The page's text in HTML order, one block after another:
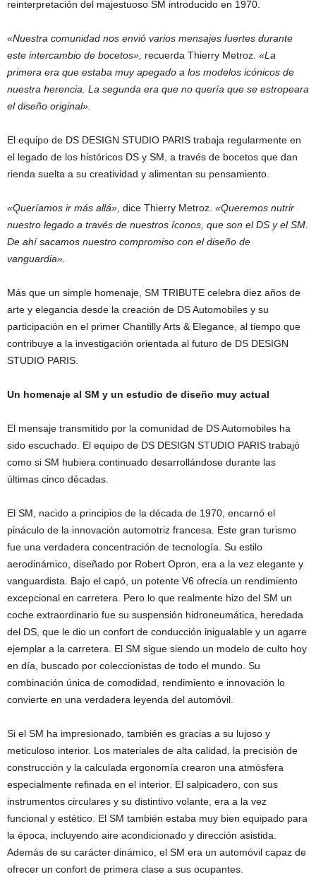
reinterpretación del majestuoso SM introducido en 1970.
«Nuestra comunidad nos envió varios mensajes fuertes durante
este intercambio de bocetos», recuerda Thierry Metroz. «La
primera era que estaba muy apegado a los modelos icónicos de
nuestra herencia. La segunda era que no quería que se estropeara
el diseño original».
El equipo de DS DESIGN STUDIO PARIS trabaja regularmente en
el legado de los históricos DS y SM, a través de bocetos que dan
rienda suelta a su creatividad y alimentan su pensamiento.
«Queríamos ir más allá», dice Thierry Metroz. «Queremos nutrir
nuestro legado a través de nuestros íconos, que son el DS y el SM.
De ahí sacamos nuestro compromiso con el diseño de
vanguardia».
Más que un simple homenaje, SM TRIBUTE celebra diez años de
arte y elegancia desde la creación de DS Automobiles y su
participación en el primer Chantilly Arts & Elegance, al tiempo que
contribuye a la investigación orientada al futuro de DS DESIGN
STUDIO PARIS.
Un homenaje al SM y un estudio de diseño muy actual
El mensaje transmitido por la comunidad de DS Automobiles ha
sido escuchado. El equipo de DS DESIGN STUDIO PARIS trabajó
como si SM hubiera continuado desarrollándose durante las
últimas cinco décadas.
El SM, nacido a principios de la década de 1970, encarnó el
pináculo de la innovación automotriz francesa. Este gran turismo
fue una verdadera concentración de tecnología. Su estilo
aerodinámico, diseñado por Robert Opron, era a la vez elegante y
vanguardista. Bajo el capó, un potente V6 ofrecía un rendimiento
excepcional en carretera. Pero lo que realmente hizo del SM un
coche extraordinario fue su suspensión hidroneumática, heredada
del DS, que le dio un confort de conducción inigualable y un agarre
ejemplar a la carretera. El SM sigue siendo un modelo de culto hoy
en día, buscado por coleccionistas de todo el mundo. Su
combinación única de comodidad, rendimiento e innovación lo
convierte en una verdadera leyenda del automóvil.
Si el SM ha impresionado, también es gracias a su lujoso y
meticuloso interior. Los materiales de alta calidad, la precisión de
construcción y la calculada ergonomía crearon una atmósfera
especialmente refinada en el interior. El salpicadero, con sus
instrumentos circulares y su distintivo volante, era a la vez
funcional y estético. El SM también estaba muy bien equipado para
la época, incluyendo aire acondicionado y dirección asistida.
Además de su carácter dinámico, el SM era un automóvil capaz de
ofrecer un confort de primera clase a sus ocupantes.